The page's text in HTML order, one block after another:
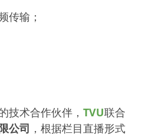
传输；
技术合作伙伴， TVU联合
公司 ，根据栏目直播形式